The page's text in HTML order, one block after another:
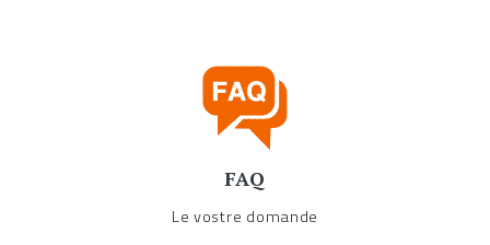
FAQ
Le vostre domande